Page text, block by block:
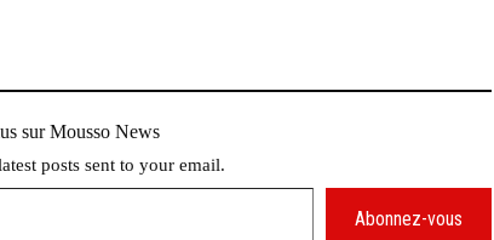
sur Mousso News
posts sent to your email.
Abonnez-vous